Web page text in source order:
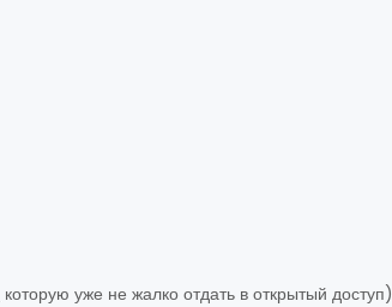
которую уже не жалко отдать в открытый доступ)